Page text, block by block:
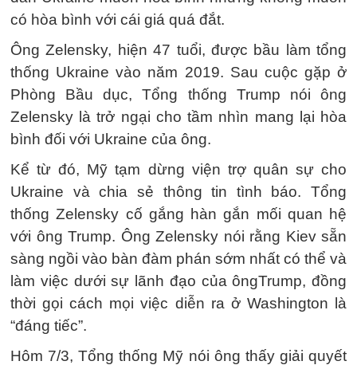
có hòa bình với cái giá quá đắt.
Ông Zelensky, hiện 47 tuổi, được bầu làm tổng
thống Ukraine vào năm 2019. Sau cuộc gặp ở
Phòng Bầu dục, Tổng thống Trump nói ông
Zelensky là trở ngại cho tầm nhìn mang lại hòa
bình đối với Ukraine của ông.
Kể từ đó, Mỹ tạm dừng viện trợ quân sự cho
Ukraine và chia sẻ thông tin tình báo. Tổng
thống Zelensky cố gắng hàn gắn mối quan hệ
với ông Trump. Ông Zelensky nói rằng Kiev sẵn
sàng ngồi vào bàn đàm phán sớm nhất có thể và
làm việc dưới sự lãnh đạo của ôngTrump, đồng
thời gọi cách mọi việc diễn ra ở Washington là
“đáng tiếc”.
Hôm 7/3, Tổng thống Mỹ nói ông thấy giải quyết